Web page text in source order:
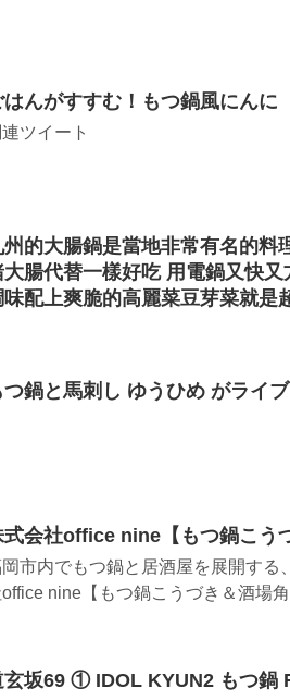
はんがすすむ！もつ鍋風にんに
ツイート
州的大腸鍋是當地非常有名的料
大腸代替一樣好吃 用電鍋又快
味配上爽脆的高麗菜豆芽菜就是
つ鍋と馬刺し ゆうひめ がライブ
式会社office nine【もつ鍋こう
市内でもつ鍋と居酒屋を展開する
nine【もつ鍋こうづき＆酒場
玄坂69 ① IDOL KYUN2 もつ鍋